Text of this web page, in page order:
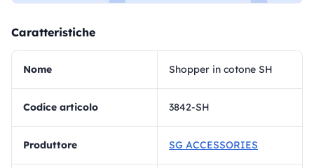
Caratteristiche
Nome Shopper in cotone SH
Codice articolo 3842-SH
Produttore SG ACCESSORIES